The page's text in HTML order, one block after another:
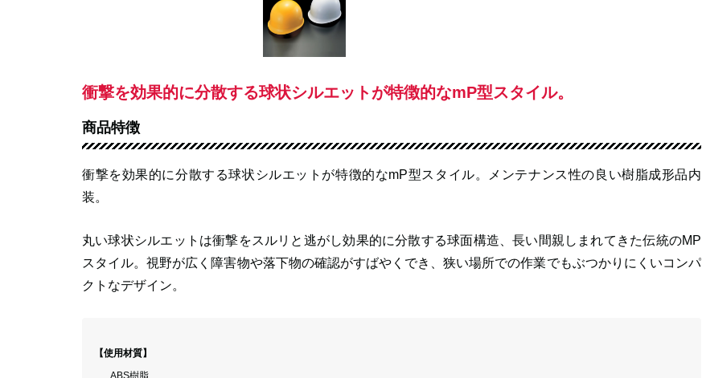
衝撃を効果的に分散する球状シルエットが特徴的なmP型スタイル。
商品特徴
衝撃を効果的に分散する球状シルエットが特徴的なmP型スタイル。メンテナンス性の良い樹脂成形品内
装。
丸い球状シルエットは衝撃をスルリと逃がし効果的に分散する球面構造、長い間親しまれてきた伝統のMP
スタイル。視野が広く障害物や落下物の確認がすばやくでき、狭い場所での作業でもぶつかりにくいコンパ
クトなデザイン。
【使用材質】
ABS樹脂